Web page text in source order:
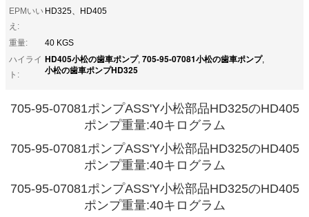
EPMいい
え:
HD325、HD405
重量:
40 KGS
ハイライ
ト:
HD405小松の歯車ポンプ, 705-95-07081小松の歯車ポンプ,
小松の歯車ポンプHD325
705-95-07081ポンプASS'Y小松部品HD325のHD405
ポンプ重量:40キログラム
705-95-07081ポンプASS'Y小松部品HD325のHD405
ポンプ重量:40キログラム
705-95-07081ポンプASS'Y小松部品HD325のHD405
ポンプ重量:40キログラム